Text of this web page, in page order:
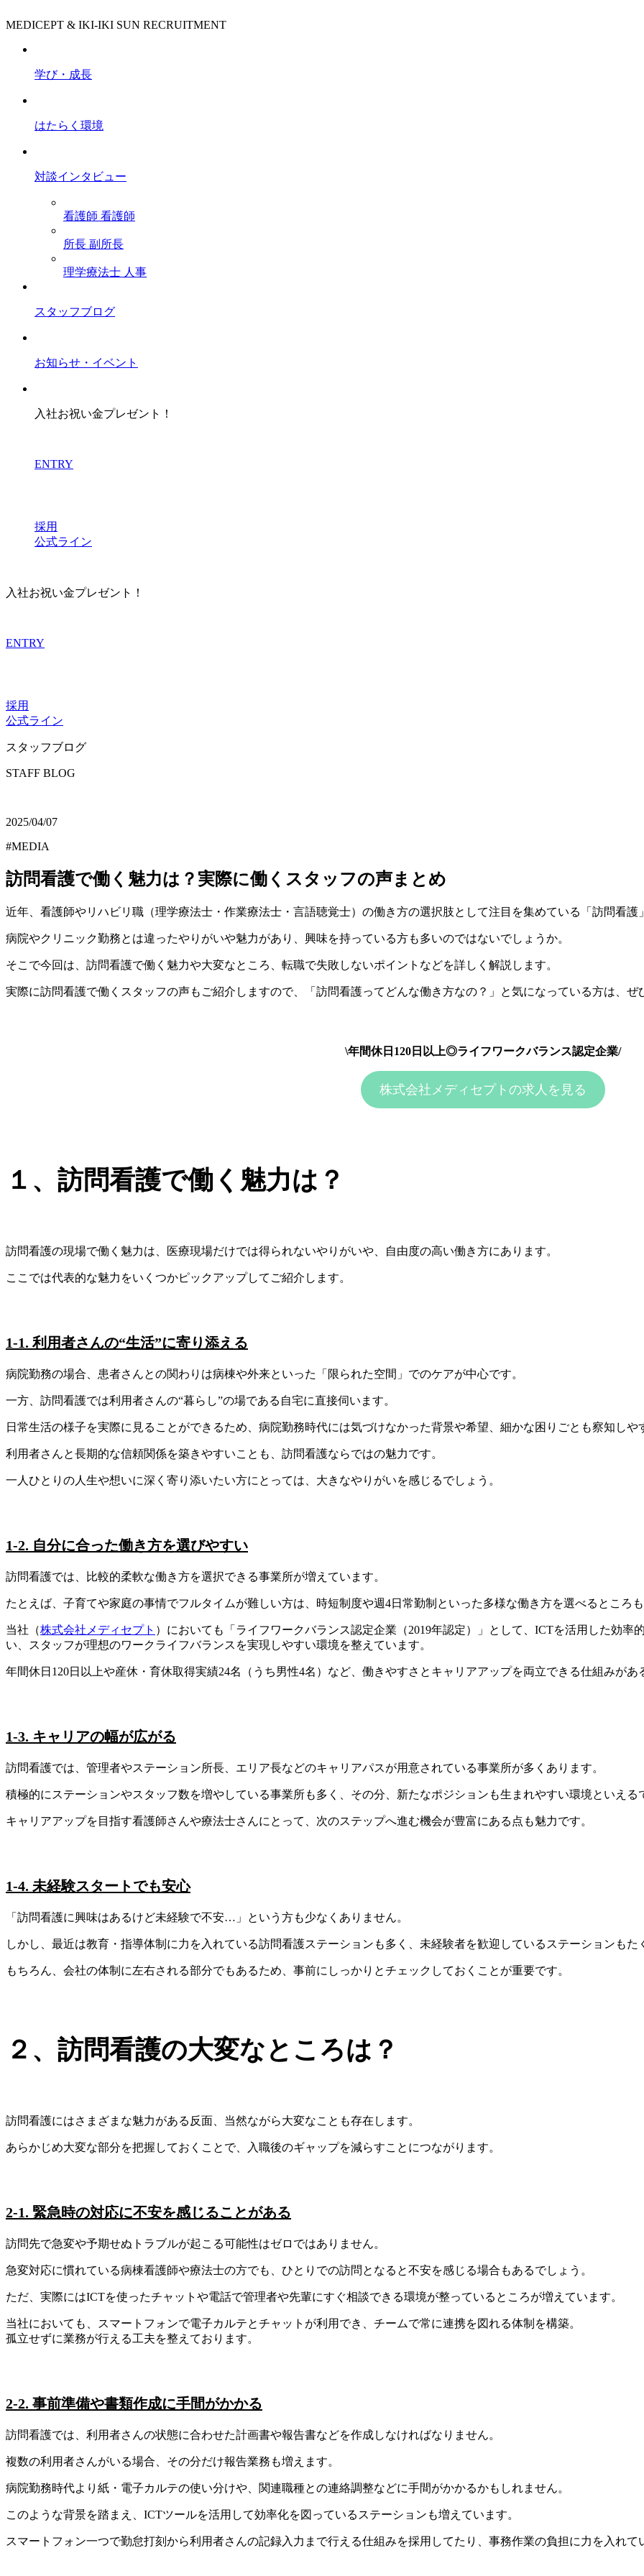
MEDICEPT & IKI-IKI SUN RECRUITMENT
学び・成長
はたらく環境
対談インタビュー
看護師 看護師
所長 副所長
理学療法士 人事
スタッフブログ
お知らせ・イベント
入社お祝い金プレゼント！
ENTRY
採用
公式ライン
入社お祝い金プレゼント！
ENTRY
採用
公式ライン
スタッフブログ
STAFF BLOG
2025/04/07
#MEDIA
訪問看護で働く魅力は？実際に働くスタッフの声まとめ
近年、看護師やリハビリ職（理学療法士・作業療法士・言語聴覚士）の働き方の選択肢として注目を集めている「訪問看護
病院やクリニック勤務とは違ったやりがいや魅力があり、興味を持っている方も多いのではないでしょうか。
そこで今回は、訪問看護で働く魅力や大変なところ、転職で失敗しないポイントなどを詳しく解説します。
実際に訪問看護で働くスタッフの声もご紹介しますので、「訪問看護ってどんな働き方なの？」と気になっている方は、ぜ
\年間休日120日以上◎ライフワークバランス認定企業/
株式会社メディセプトの求人を見る
１、訪問看護で働く魅力は？
訪問看護の現場で働く魅力は、医療現場だけでは得られないやりがいや、自由度の高い働き方にあります。
ここでは代表的な魅力をいくつかピックアップしてご紹介します。
1-1. 利用者さんの“生活”に寄り添える
病院勤務の場合、患者さんとの関わりは病棟や外来といった「限られた空間」でのケアが中心です。
一方、訪問看護では利用者さんの“暮らし”の場である自宅に直接伺います。
日常生活の様子を実際に見ることができるため、病院勤務時代には気づけなかった背景や希望、細かな困りごとも察知しや
利用者さんと長期的な信頼関係を築きやすいことも、訪問看護ならではの魅力です。
一人ひとりの人生や想いに深く寄り添いたい方にとっては、大きなやりがいを感じるでしょう。
1-2. 自分に合った働き方を選びやすい
訪問看護では、比較的柔軟な働き方を選択できる事業所が増えています。
たとえば、子育てや家庭の事情でフルタイムが難しい方は、時短制度や週4日常勤制といった多様な働き方を選べるところも
当社（株式会社メディセプト ）においても「ライフワークバランス認定企業（2019年認定）」として、ICTを活用した効
い、スタッフが理想のワークライフバランスを実現しやすい環境を整えています。
年間休日120日以上や産休・育休取得実績24名（うち男性4名）など、働きやすさとキャリアアップを両立できる仕組みがあ
1-3. キャリアの幅が広がる
訪問看護では、管理者やステーション所長、エリア長などのキャリアパスが用意されている事業所が多くあります。
積極的にステーションやスタッフ数を増やしている事業所も多く、その分、新たなポジションも生まれやすい環境といえる
キャリアアップを目指す看護師さんや療法士さんにとって、次のステップへ進む機会が豊富にある点も魅力です。
1-4. 未経験スタートでも安心
「訪問看護に興味はあるけど未経験で不安…」という方も少なくありません。
しかし、最近は教育・指導体制に力を入れている訪問看護ステーションも多く、未経験者を歓迎しているステーションもた
もちろん、会社の体制に左右される部分でもあるため、事前にしっかりとチェックしておくことが重要です。
２、訪問看護の大変なところは？
訪問看護にはさまざまな魅力がある反面、当然ながら大変なことも存在します。
あらかじめ大変な部分を把握しておくことで、入職後のギャップを減らすことにつながります。
2-1. 緊急時の対応に不安を感じることがある
訪問先で急変や予期せぬトラブルが起こる可能性はゼロではありません。
急変対応に慣れている病棟看護師や療法士の方でも、ひとりでの訪問となると不安を感じる場合もあるでしょう。
ただ、実際にはICTを使ったチャットや電話で管理者や先輩にすぐ相談できる環境が整っているところが増えています。
当社においても、スマートフォンで電子カルテとチャットが利用でき、チームで常に連携を図れる体制を構築。
孤立せずに業務が行える工夫を整えております。
2-2. 事前準備や書類作成に手間がかかる
訪問看護では、利用者さんの状態に合わせた計画書や報告書などを作成しなければなりません。
複数の利用者さんがいる場合、その分だけ報告業務も増えます。
病院勤務時代より紙・電子カルテの使い分けや、関連職種との連絡調整などに手間がかかるかもしれません。
このような背景を踏まえ、ICTツールを活用して効率化を図っているステーションも増えています。
スマートフォン一つで勤怠打刻から利用者さんの記録入力まで行える仕組みを採用してたり、事務作業の負担に力を入れて